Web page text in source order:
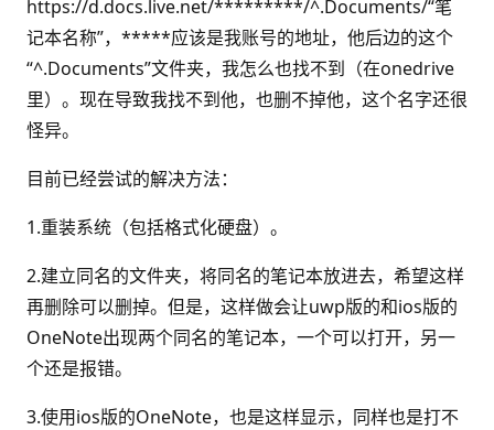
https://d.docs.live.net/*********/^.Documents/“笔
记本名称”，*****应该是我账号的地址，他后边的这个
“^.Documents”文件夹，我怎么也找不到（在onedrive
里）。现在导致我找不到他，也删不掉他，这个名字还很
怪异。
目前已经尝试的解决方法：
1.重装系统（包括格式化硬盘）。
2.建立同名的文件夹，将同名的笔记本放进去，希望这样
再删除可以删掉。但是，这样做会让uwp版的和ios版的
OneNote出现两个同名的笔记本，一个可以打开，另一
个还是报错。
3.使用ios版的OneNote，也是这样显示，同样也是打不